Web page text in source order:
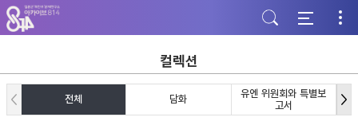
주
메
뉴
가
기
본
문
바
기
하
단
바
기
컬렉션
전체 담화
유엔 위원회와 특별보
고서